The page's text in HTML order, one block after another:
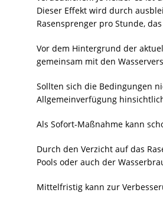
Dieser Effekt wird durch
Rasensprenger pro Stunde,
Vor dem Hintergrund der
gemeinsam mit den
Sollten sich die Bedingungen
Allgemeinverfügung
Als Sofort-Maßnahme kann
Durch den Verzicht auf das
Pools oder auch der
Mittelfristig kann zur